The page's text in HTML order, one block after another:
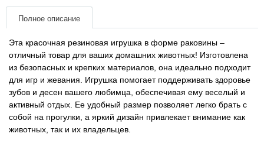
Полное описание
Эта красочная резиновая игрушка в форме раковины –
отличный товар для ваших домашних животных! Изготовлена ​​
из безопасных и крепких материалов, она идеально подходит
для игр и жевания. Игрушка помогает поддерживать здоровье
зубов и десен вашего любимца, обеспечивая ему веселый и
активный отдых. Ее удобный размер позволяет легко брать с
собой на прогулки, а яркий дизайн привлекает внимание как
животных, так и их владельцев.
Товары для грызунов
Товары для лошадей
Товары для людей
Хозряд - хозтовары оптом
Популярные зоотовары